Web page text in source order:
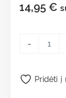
14,95 €
-
Pridėti į